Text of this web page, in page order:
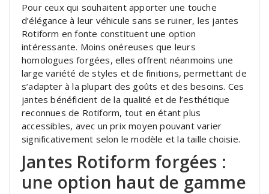
Pour ceux qui souhaitent apporter une touche
d’élégance à leur véhicule sans se ruiner, les jantes
Rotiform en fonte constituent une option
intéressante. Moins onéreuses que leurs
homologues forgées, elles offrent néanmoins une
large variété de styles et de finitions, permettant de
s’adapter à la plupart des goûts et des besoins. Ces
jantes bénéficient de la qualité et de l’esthétique
reconnues de Rotiform, tout en étant plus
accessibles, avec un prix moyen pouvant varier
significativement selon le modèle et la taille choisie.
Jantes Rotiform forgées :
une option haut de gamme